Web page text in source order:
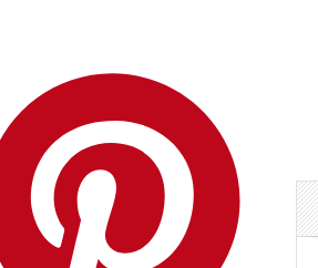
Realisation
Redpolaris
Reformation
REMAIN Birger
Christensen
Rick Owens